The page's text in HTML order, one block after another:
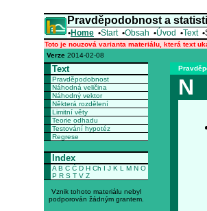
Pravděpodobnost a
•Home •Start •Obsah •Úvod •Text •
Toto je nouzová varianta materiálu, která text
Verze 2014-02-08
Text
Pravděpodobnost
Náhodná veličina
Náhodný vektor
Některá rozdělení
Limitní věty
Teorie odhadu
Testování hypotéz
Regrese
Index
A B C Č D H Ch I J K L M N O
P R S T V Z
Vznik tohoto materiálu nebyl
podporován žádným grantem.
N